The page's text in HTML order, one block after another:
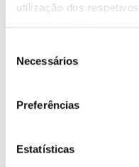
utilização dos
Necessários
Preferências
Estatísticas